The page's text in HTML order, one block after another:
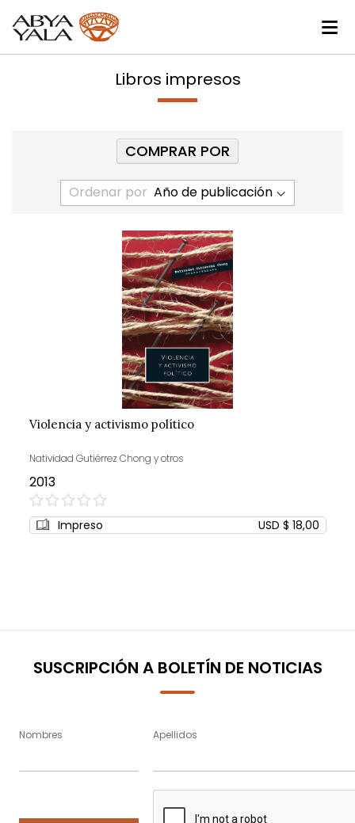
Libros impresos
Ordenar por
Violencia y activismo político
Natividad Gutiérrez Chong y otros
2013
0%
Impreso USD $ 18,00
COMPRAR POR
SUSCRIPCIÓN A BOLETÍN DE NOTICIAS
Nombres Apellidos